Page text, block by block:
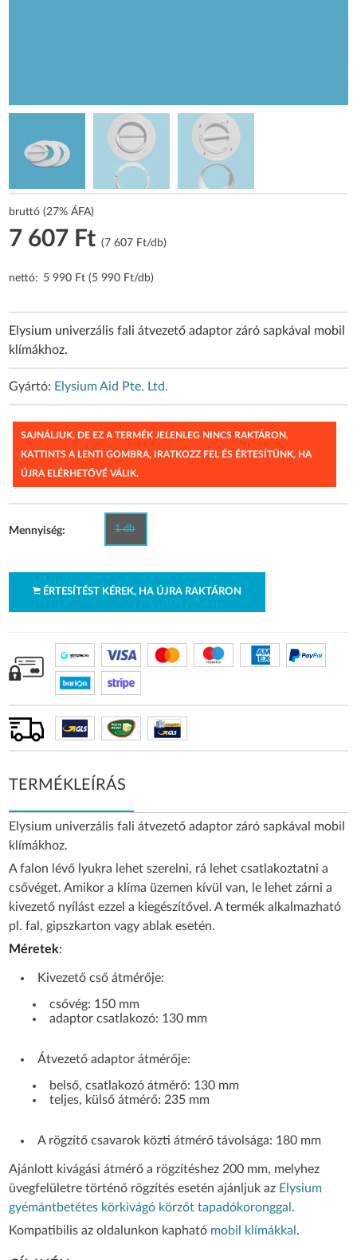
bruttó (27% ÁFA)
7 607 Ft(7 607 Ft/db)
nettó: 5 990 Ft (5 990 Ft/db)
Elysium univerzális fali átvezető adaptor záró sapkával mobil
klímákhoz.
Gyártó: Elysium Aid Pte. Ltd.
SAJNÁLJUK, DE EZ A TERMÉK JELENLEG NINCS RAKTÁRON,
KATTINTS A LENTI GOMBRA, IRATKOZZ FEL ÉS ÉRTESÍTÜNK, HA
ÚJRA ELÉRHETŐVÉ VÁLIK.
Mennyiség: 1 db
ÉRTESÍTÉST KÉREK, HA ÚJRA RAKTÁRON
TERMÉKLEÍRÁS
Elysium univerzális fali átvezető adaptor záró sapkával mobil
klímákhoz.
A falon lévő lyukra lehet szerelni, rá lehet csatlakoztatni a
csővéget. Amikor a klíma üzemen kívül van, le lehet zárni a
kivezető nyílást ezzel a kiegészítővel. A termék alkalmazható
pl. fal, gipszkarton vagy ablak esetén.
Méretek:
Kivezető cső átmérője:
csővég: 150 mm
adaptor csatlakozó: 130 mm
Átvezető adaptor átmérője:
belső, csatlakozó átmérő: 130 mm
teljes, külső átmérő: 235 mm
A rögzítő csavarok közti átmérő távolsága: 180 mm
Ajánlott kivágási átmérő a rögzítéshez 200 mm, melyhez
üvegfelületre történő rögzítés esetén ajánljuk az Elysium
gyémántbetétes körkivágó körzőt tapadókoronggal .
Kompatibilis az oldalunkon kapható mobil klímákkal .